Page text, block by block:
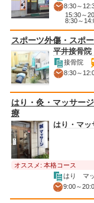
8:30～
15:30～
8:30～
スポーツ外傷・スポ
平井接骨院
接骨院
8:30～
はり・灸・マッサー
療
はり・マ
オススメ: 本格コース
はり マ
9:00～